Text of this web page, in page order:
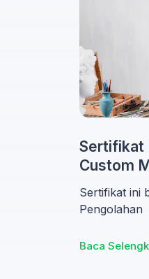
Sertifikat
Custom
Sertifikat ini
Pengolahan
Baca